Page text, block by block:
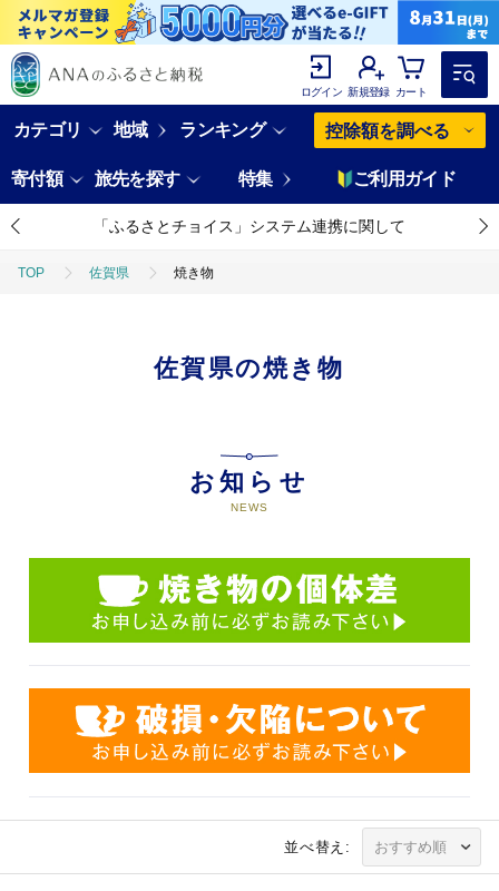
ログイン 新規登録 カート
カテゴリ 地域 ランキング 控除額を調べる
寄付額 旅先を探す 特集 ご利用ガイド
「ふるさとチョイス」システム連携に関して
TOP 佐賀県 焼き物
佐賀県の焼き物
お知らせ
NEWS
並べ替え: